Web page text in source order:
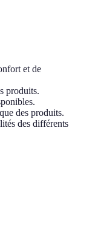
et de
produits.
des produits.
des différents